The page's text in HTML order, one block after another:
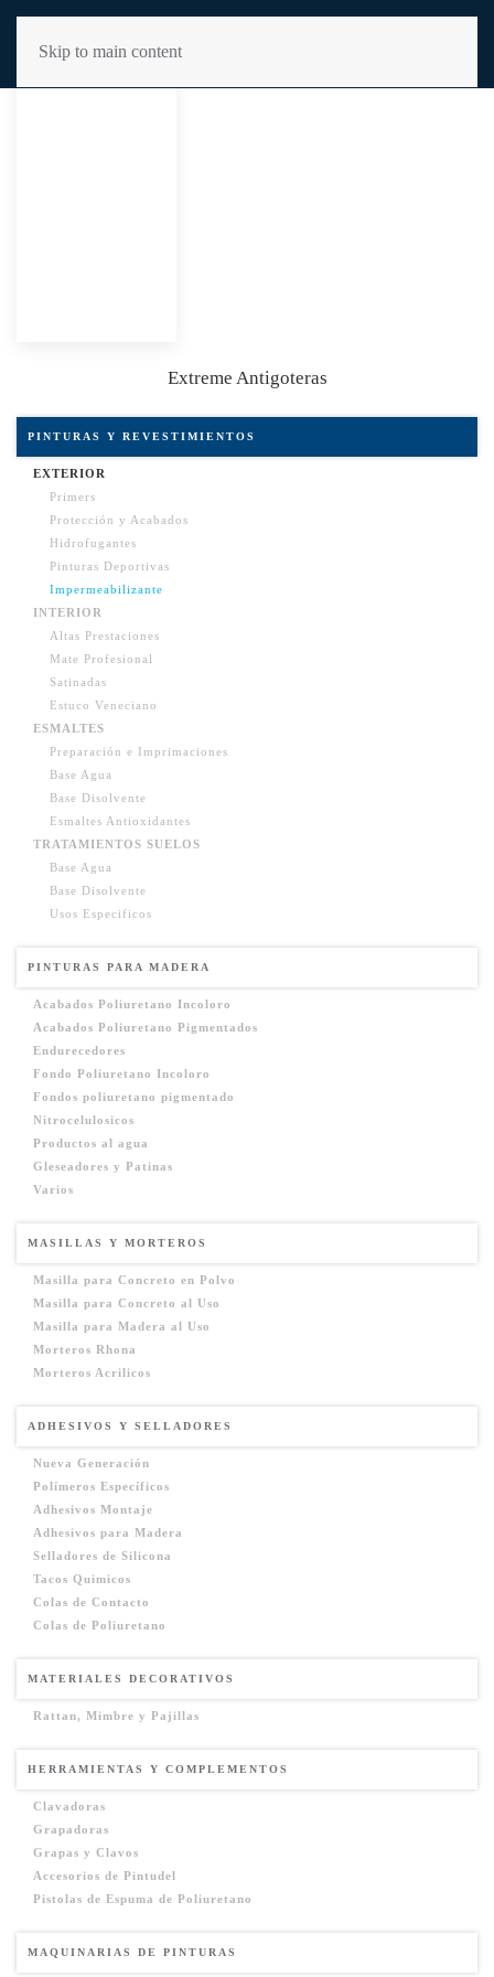
Skip to main content
Extreme Antigoteras
PINTURAS Y REVESTIMIENTOS
EXTERIOR
Primers
Protección y Acabados
Hidrofugantes
Pinturas Deportivas
Impermeabilizante
INTERIOR
Altas Prestaciones
Mate Profesional
Satinadas
Estuco Veneciano
ESMALTES
Preparación e Imprimaciones
Base Agua
Base Disolvente
Esmaltes Antioxidantes
TRATAMIENTOS SUELOS
Base Agua
Base Disolvente
Usos Especificos
PINTURAS PARA MADERA
Acabados Poliuretano Incoloro
Acabados Poliuretano Pigmentados
Endurecedores
Fondo Poliuretano Incoloro
Fondos poliuretano pigmentado
Nitrocelulosicos
Productos al agua
Gleseadores y Patinas
Varios
MASILLAS Y MORTEROS
Masilla para Concreto en Polvo
Masilla para Concreto al Uso
Masilla para Madera al Uso
Morteros Rhona
Morteros Acrilicos
ADHESIVOS Y SELLADORES
Nueva Generación
Polímeros Específicos
Adhesivos Montaje
Adhesivos para Madera
Selladores de Silicona
Tacos Quimicos
Colas de Contacto
Colas de Poliuretano
MATERIALES DECORATIVOS
Rattan, Mimbre y Pajillas
HERRAMIENTAS Y COMPLEMENTOS
Clavadoras
Grapadoras
Grapas y Clavos
Accesorios de Pintudel
Pistolas de Espuma de Poliuretano
MAQUINARIAS DE PINTURAS